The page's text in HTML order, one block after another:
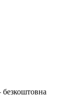
безкоштовна